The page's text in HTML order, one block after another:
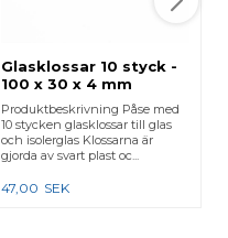
Glasklossar 10 styck -
100 x 30 x 4 mm
Produktbeskrivning Påse med
10 stycken glasklossar till glas
och isolerglas Klossarna är
gjorda av svart plast oc...
47,00 SEK